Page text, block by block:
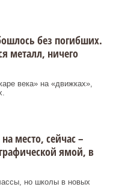
без погибших.
металл, ничего
века» на «движках»,
место, сейчас –
ямой, в
но школы в новых